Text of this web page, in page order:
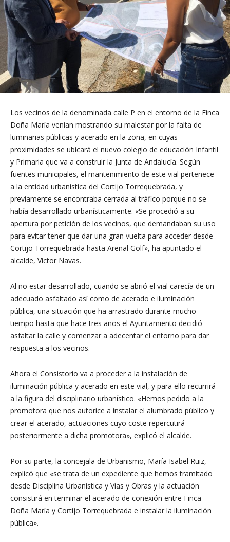
Los vecinos de la denominada calle P en el entorno de la Finca
Doña María venían mostrando su malestar por la falta de
luminarias públicas y acerado en la zona, en cuyas
proximidades se ubicará el nuevo colegio de educación Infantil
y Primaria que va a construir la Junta de Andalucía. Según
fuentes municipales, el mantenimiento de este vial pertenece
a la entidad urbanística del Cortijo Torrequebrada, y
previamente se encontraba cerrada al tráfico porque no se
había desarrollado urbanísticamente. «Se procedió a su
apertura por petición de los vecinos, que demandaban su uso
para evitar tener que dar una gran vuelta para acceder desde
Cortijo Torrequebrada hasta Arenal Golf», ha apuntado el
alcalde, Víctor Navas.
Al no estar desarrollado, cuando se abrió el vial carecía de un
adecuado asfaltado así como de acerado e iluminación
pública, una situación que ha arrastrado durante mucho
tiempo hasta que hace tres años el Ayuntamiento decidió
asfaltar la calle y comenzar a adecentar el entorno para dar
respuesta a los vecinos.
Ahora el Consistorio va a proceder a la instalación de
iluminación pública y acerado en este vial, y para ello recurrirá
a la figura del disciplinario urbanístico. «Hemos pedido a la
promotora que nos autorice a instalar el alumbrado público y
crear el acerado, actuaciones cuyo coste repercutirá
posteriormente a dicha promotora», explicó el alcalde.
Por su parte, la concejala de Urbanismo, María Isabel Ruiz,
explicó que «se trata de un expediente que hemos tramitado
desde Disciplina Urbanística y Vías y Obras y la actuación
consistirá en terminar el acerado de conexión entre Finca
Doña María y Cortijo Torrequebrada e instalar la iluminación
pública».